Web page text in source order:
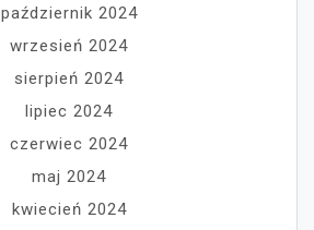
październik 2024
wrzesień 2024
sierpień 2024
lipiec 2024
czerwiec 2024
maj 2024
kwiecień 2024